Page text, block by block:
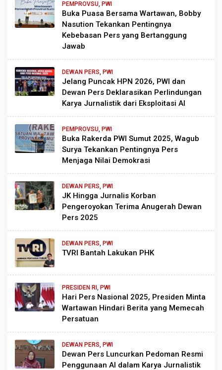
PEMPROVSU, PWI
Buka Puasa Bersama Wartawan, Bobby
Nasution Tekankan Pentingnya
Kebebasan Pers yang Bertanggung
Jawab
DEWAN PERS, PWI
Jelang Puncak HPN 2026, PWI dan
Dewan Pers Deklarasikan Perlindungan
Karya Jurnalistik dari Eksploitasi AI
PEMPROVSU, PWI
Buka Rakerda PWI Sumut 2025, Wagub
Surya Tekankan Pentingnya Pers
Menjaga Nilai Demokrasi
DEWAN PERS, PWI
JK Hingga Jurnalis Korban
Pengeroyokan Terima Anugerah Dewan
Pers 2025
DEWAN PERS, PWI
TVRI Bantah Lakukan PHK
PRESIDEN RI PWI
Hari Pers Nasional 2025, Presiden Minta
Wartawan Hindari Berita yang Memecah
Persatuan
DEWAN PERS PWI
Dewan Pers Luncurkan Pedoman Resmi
Penggunaan AI dalam Karya Jurnalistik